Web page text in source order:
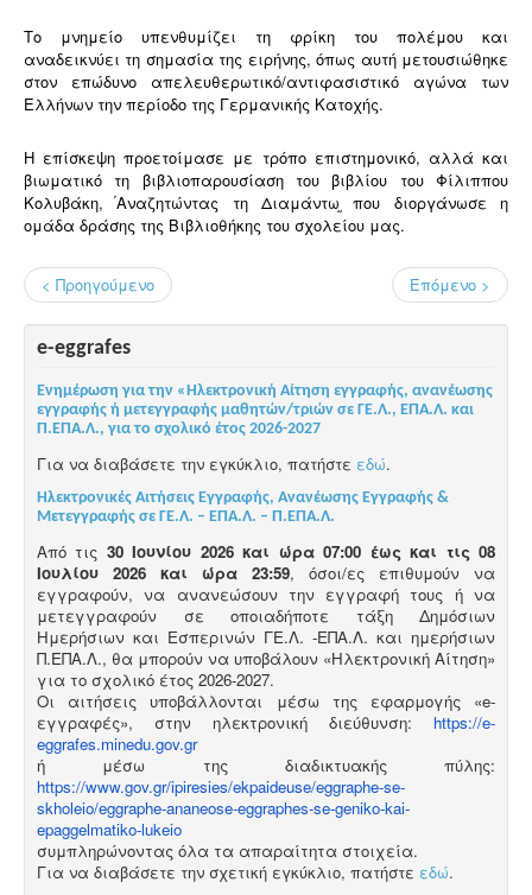
Το μνημείο υπενθυμίζει τη φρίκη του πολέμου και
αναδεικνύει τη σημασία της ειρήνης, όπως αυτή μετουσιώθηκε
στον επώδυνο απελευθερωτικό/αντιφασιστικό αγώνα των
Ελλήνων την περίοδο της Γερμανικής Κατοχής.
Η επίσκεψη προετοίμασε με τρόπο επιστημονικό, αλλά και
βιωματικό τη βιβλιοπαρουσίαση του βιβλίου του Φίλιππου
Κολυβάκη,Αναζητώντας τη Διαμάντω που διοργάνωσε η
ομάδα δράσης της Βιβλιοθήκης του σχολείου μας.
< Προηγούμενο Επόμενο >
e-eggrafes
Ενημέρωση για την «Ηλεκτρονική Αίτηση εγγραφής, ανανέωσης
εγγραφής ή μετεγγραφής μαθητών/τριών σε ΓΕ.Λ., ΕΠΑ.Λ. και
Π.ΕΠΑ.Λ., για το σχολικό έτος 2026-2027
Για να διαβάσετε την εγκύκλιο, πατήστε εδώ.
Ηλεκτρονικές Αιτήσεις Εγγραφής, Ανανέωσης Εγγραφής &
Μετεγγραφής σε ΓΕ.Λ. – ΕΠΑ.Λ. – Π.ΕΠΑ.Λ.
Από τις 30 Ιουνίου 2026 και ώρα 07:00 έως και τις 08
Ιουλίου 2026 και ώρα 23:59, όσοι/ες επιθυμούν να
εγγραφούν, να ανανεώσουν την εγγραφή τους ή να
μετεγγραφούν σε οποιαδήποτε τάξη Δημόσιων
Ημερήσιων και Εσπερινών ΓΕ.Λ. -ΕΠΑ.Λ. και ημερήσιων
Π.ΕΠΑ.Λ., θα μπορούν να υποβάλουν «Ηλεκτρονική Αίτηση»
για το σχολικό έτος 2026-2027.
Οι αιτήσεις υποβάλλονται μέσω της εφαρμογής «e-
εγγραφές», στην ηλεκτρονική διεύθυνση: https://e-
eggrafes.minedu.gov.gr
ή μέσω της διαδικτυακής πύλης:
https://www.gov.gr/ipiresies/ekpaideuse/eggraphe-se-
skholeio/eggraphe-ananeose-eggraphes-se-geniko-kai-
epaggelmatiko-lukeio
συμπληρώνοντας όλα τα απαραίτητα στοιχεία.
Για να διαβάσετε την σχετική εγκύκλιο, πατήστε εδώ.